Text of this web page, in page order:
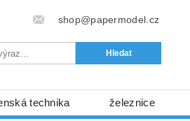
shop@papermodel.cz
technika železnice